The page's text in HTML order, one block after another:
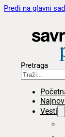
Pređi na glavni
Pretraga
Vesti